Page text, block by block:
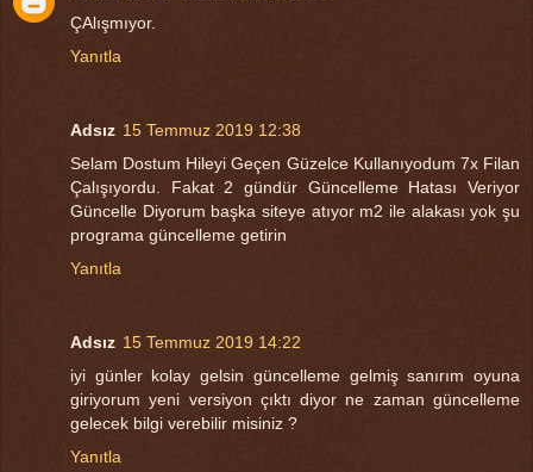
ÇAlışmıyor.
Yanıtla
Adsız 15 Temmuz 2019 12:38
Selam Dostum Hileyi Geçen Güzelce Kullanıyodum 7x Filan
Çalışıyordu. Fakat 2 gündür Güncelleme Hatası Veriyor
Güncelle Diyorum başka siteye atıyor m2 ile alakası yok şu
programa güncelleme getirin
Yanıtla
Adsız 15 Temmuz 2019 14:22
iyi günler kolay gelsin güncelleme gelmiş sanırım oyuna
giriyorum yeni versiyon çıktı diyor ne zaman güncelleme
gelecek bilgi verebilir misiniz ?
Yanıtla